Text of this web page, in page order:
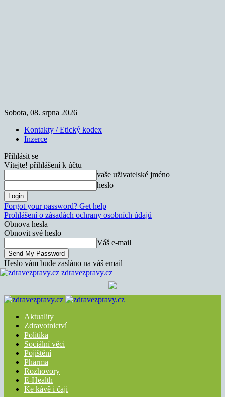
Sobota, 08. srpna 2026
Kontakty / Etický kodex
Inzerce
Přihlásit se
Vítejte! přihlášení k účtu
vaše uživatelské jméno
heslo
Forgot your password? Get help
Prohlášení o zásadách ochrany osobních údajů
Obnova hesla
Obnovit své heslo
Váš e-mail
Heslo vám bude zasláno na váš email
zdravezpravy.cz
Aktuality
Zdravotnictví
Politika
Sociální věci
Pojištění
Pharma
Rozhovory
E-Health
Ke kávě i čaji